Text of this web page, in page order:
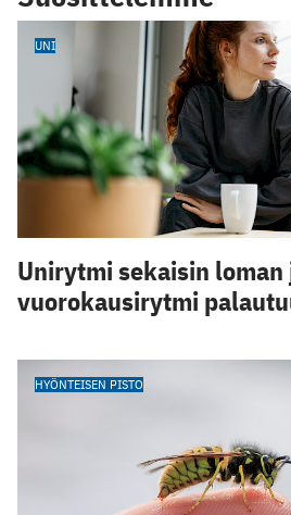
UNI
Unirytmi sekaisin
vuorokausirytmi
HYÖNTEISEN PISTO